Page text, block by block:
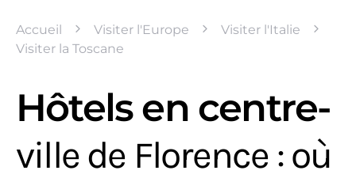
Accueil Visiter l'Europe
Visiter l'Italie
Visiter la Toscane
Hôtels en centre-
ville de Florence : où